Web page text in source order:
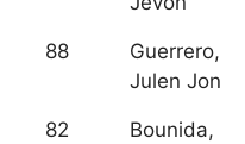
88
Guerrero,
Julen Jon
82
Bounida,